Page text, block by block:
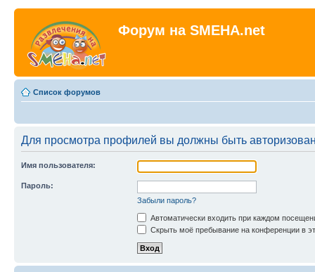
Форум на SMEHA.net
Список форумов
Для просмотра профилей вы должны быть
Имя пользователя:
Пароль:
Забыли пароль?
Автоматически входить при каждом
Скрыть моё пребывание на конференции в